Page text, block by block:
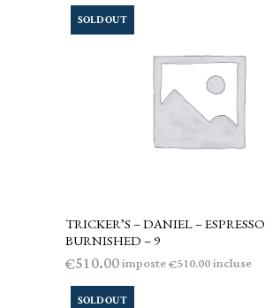
SOLD OUT
LEGGI TUTTO
TRICKER’S – DANIEL – ESPRESSO
BURNISHED – 9
€510.00imposte€510.00incluse
SOLD OUT